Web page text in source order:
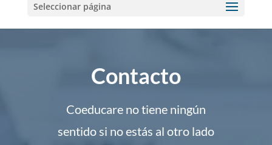
Seleccionar página
Contacto
Coeducare no tiene ningún
sentido si no estás al otro lado